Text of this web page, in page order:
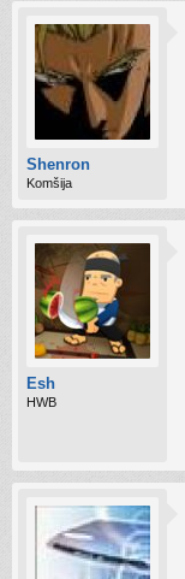
Shenron
Komšija
Esh
HWB